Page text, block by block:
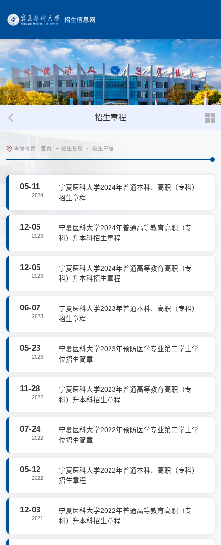
招生章程
当前位置：首页 招生信息 招生章程
05-11
2024
宁夏医科大学2024年普通本科、高职（专科）
招生章程
12-05
2023
宁夏医科大学2024年普通高等教育高职（专
科）升本科招生章程
12-05
2023
宁夏医科大学2024年普通高等教育高职（专
科）升本科招生章程
06-07
2023
宁夏医科大学2023年普通本科、高职（专科）
招生章程
05-23
2023
宁夏医科大学2023年预防医学专业第二学士学
位招生简章
11-28
2022
宁夏医科大学2023年普通高等教育高职（专
科）升本科招生章程
07-24
2022
宁夏医科大学2022年预防医学专业第二学士学
位招生简章
05-12
2022
宁夏医科大学2022年普通本科、高职（专科）
招生章程
12-03
2021
宁夏医科大学2022年普通高等教育高职（专
科）升本科招生章程